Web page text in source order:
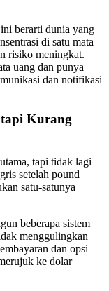
berarti dunia yang
di satu mata
risiko meningkat.
uang dan punya
dan notifikasi
Kurang
tapi tidak lagi
setelah pound
satu-satunya
beberapa sistem
menggulingkan
dan opsi
ke dolar